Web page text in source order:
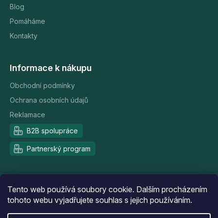
Tento web používá soubory cookie. Dalším procházením
tohoto webu vyjadřujete souhlas s jejich používáním.
Blog
Pomáháme
Kontakty
Informace k nákupu
Obchodní podmínky
Ochrana osobních údajů
Reklamace
B2B spolupráce
Partnerský program